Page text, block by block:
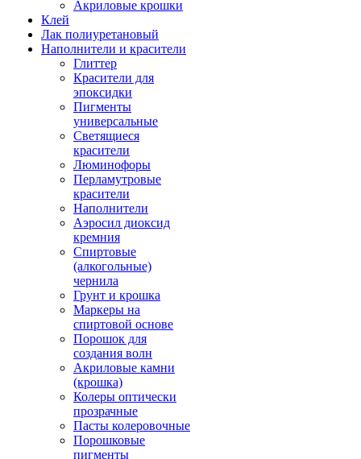
Акриловые крошки
Клей
Лак полиуретановый
Наполнители и красители
Глиттер
Красители для
эпоксидки
Пигменты
универсальные
Светящиеся
красители
Люминофоры
Перламутровые
красители
Наполнители
Аэросил диоксид
кремния
Спиртовые
(алкогольные)
чернила
Грунт и крошка
Маркеры на
спиртовой основе
Порошок для
создания волн
Акриловые камни
(крошка)
Колеры оптически
прозрачные
Пасты колеровочные
Порошковые
пигменты